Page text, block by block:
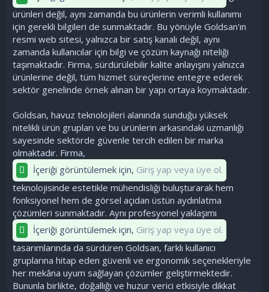
ürünleri değil, aynı zamanda bu ürünlerin verimli kullanımı
için gerekli bilgileri de sunmaktadır. Bu yönüyle Goldsan'ın
resmi web sitesi, yalnızca bir satış kanalı değil, aynı
zamanda kullanıcılar için bilgi ve çözüm kaynağı niteliği
taşımaktadır. Firma, sürdürülebilir kalite anlayışını yalnızca
ürünlerine değil, tüm hizmet süreçlerine entegre ederek
sektör genelinde örnek alınan bir yapı ortaya koymaktadır.
Goldsan, havuz teknolojileri alanında sunduğu yüksek
nitelikli ürün grupları ve bu ürünlerin arkasındaki uzmanlığı
sayesinde sektörde güvenle tercih edilen bir marka
olmaktadır. Firma,
İçeriği görüntülemek için, Giriş yap veya üye ol.
teknolojisinde estetikle mühendisliği buluşturarak hem
fonksiyonel hem de görsel açıdan üstün aydınlatma
çözümleri sunmaktadır. Aynı profesyonel yaklaşımı
İçeriği görüntülemek için, Giriş yap veya üye ol.
tasarımlarında da sürdüren Goldsan, farklı kullanıcı
gruplarına hitap eden güvenli ve ergonomik seçenekleriyle
her mekâna uyum sağlayan çözümler geliştirmektedir.
Bununla birlikte, doğallığı ve huzur verici etkisiyle dikkat